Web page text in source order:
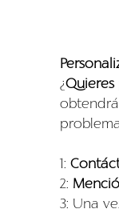
¿Quieres
1:
2:
3: Una